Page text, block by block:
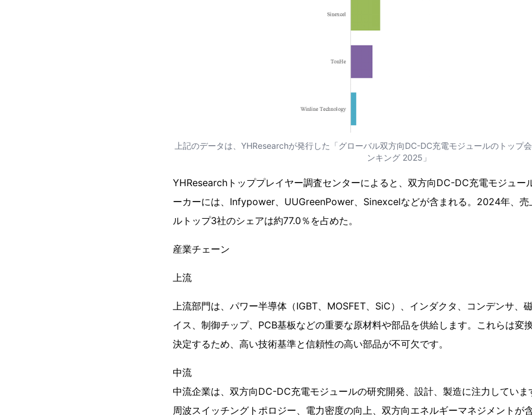
上記のデータは、YHResearchが発行した「グローバル双方向DC-DC充電モジュールのトップ
ンキング 2025」
YHResearchトッププレイヤー調査センターによると、双方向DC-DC充電モジュー
ーカーには、Infypower、UUGreenPower、Sinexcelなどが含まれる。2024年、売
ルトップ3社のシェアは約77.0％を占めた。
産業チェーン
上流
上流部門は、パワー半導体（IGBT、MOSFET、SiC）、インダクタ、コンデンサ、
イス、制御チップ、PCB基板などの重要な原材料や部品を供給します。これらは変
決定するため、高い技術基準と信頼性の高い部品が不可欠です。
中流
中流企業は、双方向DC-DC充電モジュールの研究開発、設計、製造に注力していま
周波スイッチングトポロジー、電力密度の向上、双方向エネルギーマネジメントが